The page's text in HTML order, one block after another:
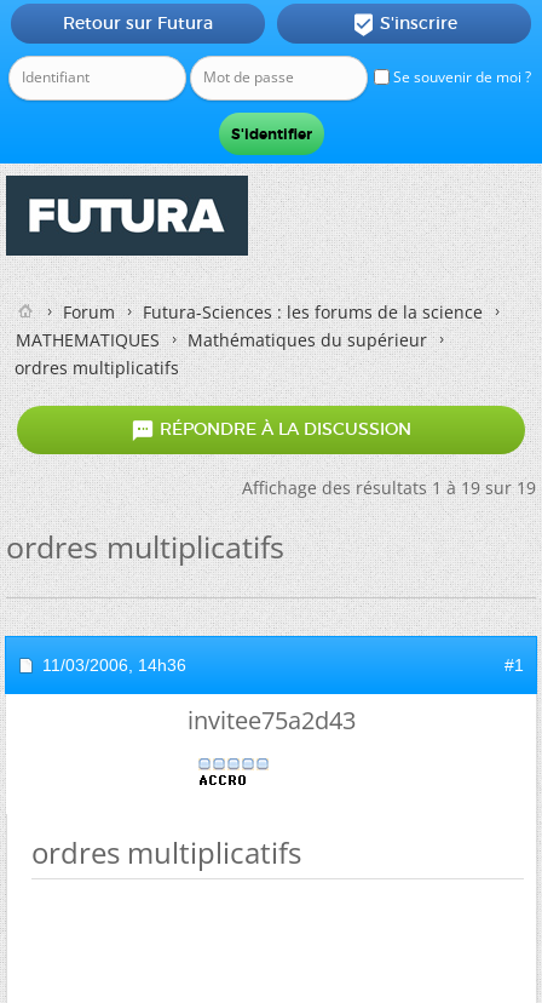
Se souvenir de moi ?
Retour sur Futura  S'inscrire
Forum
Futura-Sciences : les forums de la science
MATHEMATIQUES
Mathématiques du supérieur
ordres multiplicatifs
 RÉPONDRE À LA DISCUSSION
Affichage des résultats 1 à 19 sur 19
ordres multiplicatifs
11/03/2006, 14h36 #1
invitee75a2d43
ordres multiplicatifs